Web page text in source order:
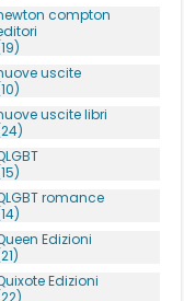
compton
uscite
uscite libri
romance
Edizioni
Edizioni